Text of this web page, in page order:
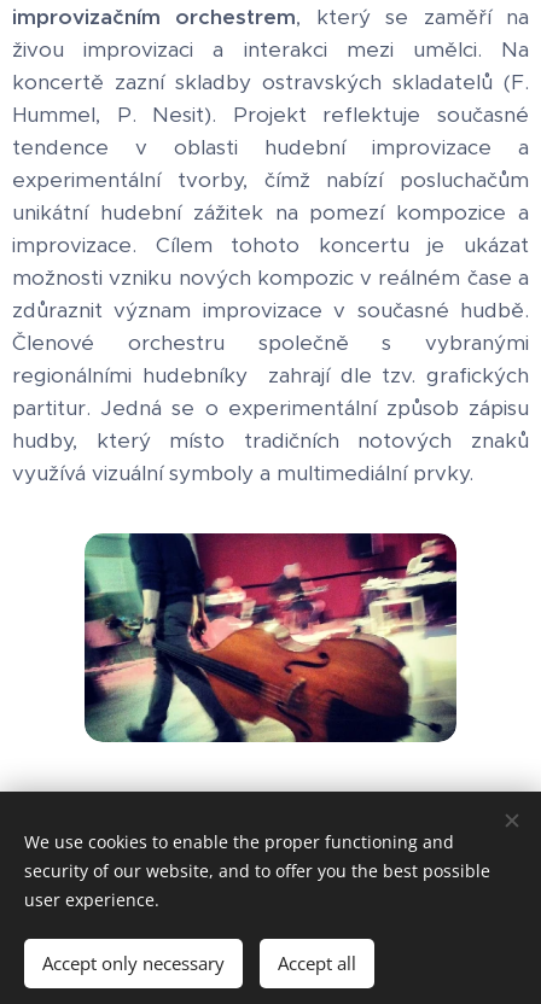
improvizačním orchestrem, který se zaměří na
živou improvizaci a interakci mezi umělci. Na
koncertě zazní skladby ostravských skladatelů (F.
Hummel, P. Nesit). Projekt reflektuje současné
tendence v oblasti hudební improvizace a
experimentální tvorby, čímž nabízí posluchačům
unikátní hudební zážitek na pomezí kompozice a
improvizace. Cílem tohoto koncertu je ukázat
možnosti vzniku nových kompozic v reálném čase a
zdůraznit význam improvizace v současné hudbě.
Členové orchestru společně s vybranými
regionálními hudebníky zahrají dle tzv. grafických
partitur. Jedná se o experimentální způsob zápisu
hudby, který místo tradičních notových znaků
využívá vizuální symboly a multimediální prvky.
Používáme cookies, abychom vám zajistili co nejlepší prožitek
Cookies
We use cookies to enable the proper functioning and
security of our website, and to offer you the best possible
user experience.
Accept only necessary Accept all